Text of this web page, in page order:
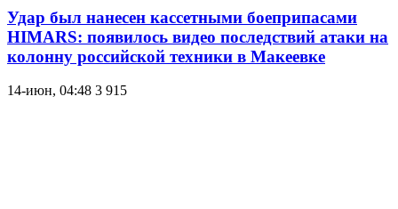
Удар был нанесен кассетными боеприпасами
HIMARS: появилось видео последствий атаки на
колонну российской техники в Макеевке
14-июн, 04:48 3 915